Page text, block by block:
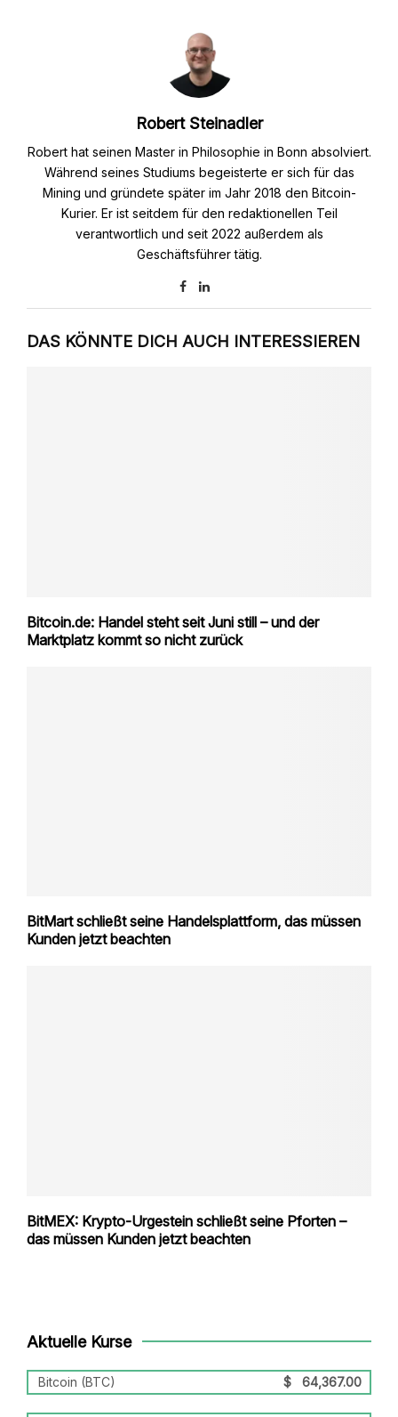
Robert Steinadler
Robert hat seinen Master in Philosophie in Bonn absolviert.
Während seines Studiums begeisterte er sich für das
Mining und gründete später im Jahr 2018 den Bitcoin-
Kurier. Er ist seitdem für den redaktionellen Teil
verantwortlich und seit 2022 außerdem als
Geschäftsführer tätig.
DAS KÖNNTE DICH AUCH INTERESSIEREN
Bitcoin.de: Handel steht seit Juni still – und der
Marktplatz kommt so nicht zurück
BitMart schließt seine Handelsplattform, das müssen
Kunden jetzt beachten
BitMEX: Krypto-Urgestein schließt seine Pforten –
das müssen Kunden jetzt beachten
Aktuelle Kurse
Bitcoin (BTC) $ 64,367.00